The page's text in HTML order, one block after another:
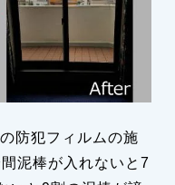
防犯フィルムの施
泥棒が入れないと7